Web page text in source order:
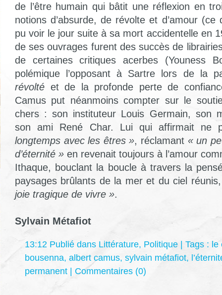
de l’être humain qui bâtit une réflexion en
notions d’absurde, de révolte et d’amour (ce
pu voir le jour suite à sa mort accidentelle en
de ses ouvrages furent des succès de
de certaines critiques acerbes (Youness
polémique l’opposant à Sartre lors de la
révolté et de la profonde perte de
Camus put néanmoins compter sur le
chers : son instituteur Louis Germain, son
son ami René Char. Lui qui affirmait ne
longtemps avec les êtres », réclamant « un
d’éternité » en revenait toujours à l’amour
Ithaque, bouclant la boucle à travers la
paysages brûlants de la mer et du ciel
joie tragique de vivre ».
Sylvain Métafiot
13:12 Publié dans Littérature, Politique | Tags : le
bousenna, albert camus, sylvain métafiot,
permanent | Commentaires (0)